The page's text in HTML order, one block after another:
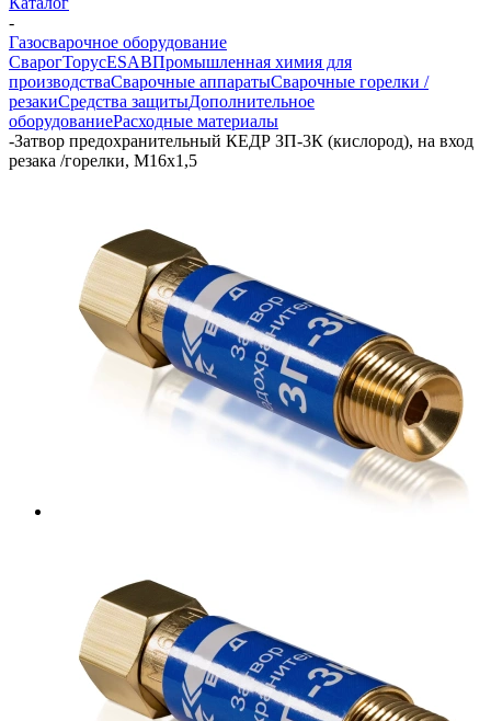
-
Газосварочное оборудование
СварогТорусESABПромышленная химия для
производстваСварочные аппаратыСварочные горелки /
резакиСредства защитыДополнительное
оборудованиеРасходные материалы
-Затвор предохранительный КЕДР ЗП-3К (кислород), на вход
резака /горелки, М16х1,5